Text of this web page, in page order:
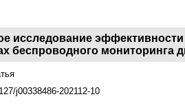
исследование
беспроводного мониторинга
j00338486-202112-10